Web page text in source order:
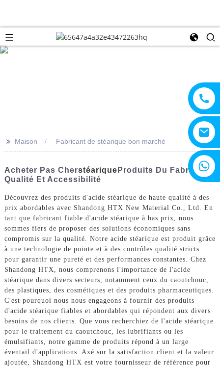
>> Maison Fabricant de stéarique bon marché
Acheter Pas CherStéarique Produits Du Fabricant -
Qualité Et Accessibilité
Découvrez des produits d'acide stéarique de haute qualité à des
prix abordables avec Shandong HTX New Material Co., Ltd. En
tant que fabricant fiable d'acide stéarique à bas prix, nous
sommes fiers de proposer des solutions économiques sans
compromis sur la qualité. Notre acide stéarique est produit grâce
à une technologie de pointe et à des contrôles qualité stricts
pour garantir une pureté et des performances constantes. Chez
Shandong HTX, nous comprenons l'importance de l'acide
stéarique dans divers secteurs, notamment ceux du caoutchouc,
des plastiques, des cosmétiques et des produits pharmaceutiques.
C'est pourquoi nous nous engageons à fournir des produits
d'acide stéarique fiables et abordables qui répondent aux divers
besoins de nos clients. Que vous recherchiez de l'acide stéarique
pour le traitement du caoutchouc, les lubrifiants ou les
émulsifiants, notre gamme de produits répond à un large
éventail d'applications. Axé sur la satisfaction client et la valeur
ajoutée, Shandong HTX est votre fournisseur de référence pour